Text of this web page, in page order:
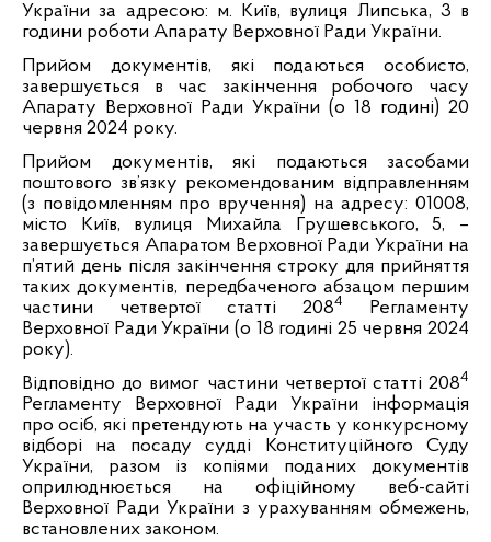
України за адресою: м. Київ, вулиця Липська, 3 в
години роботи Апарату Верховної Ради України.
Прийом документів, які подаються особисто,
завершується в час закінчення робочого часу
Апарату Верховної Ради України (о 18 годині) 20
червня 2024 року.
Прийом документів, які подаються засобами
поштового зв’язку рекомендованим відправленням
(з повідомленням про вручення) на адресу: 01008,
місто Київ, вулиця Михайла Грушевського, 5, –
завершується Апаратом Верховної Ради України на
п’ятий день після закінчення строку для прийняття
таких документів, передбаченого абзацом першим
частини четвертої статті 2084
Регламенту
Верховної Ради України (о 18 годині 25 червня 2024
року).
Відповідно до вимог частини четвертої статті 2084
Регламенту Верховної Ради України інформація
про осіб, які претендують на участь у конкурсному
відборі на посаду судді Конституційного Суду
України, разом із копіями поданих документів
оприлюднюється на офіційному веб-сайті
Верховної Ради України з урахуванням обмежень,
встановлених законом.